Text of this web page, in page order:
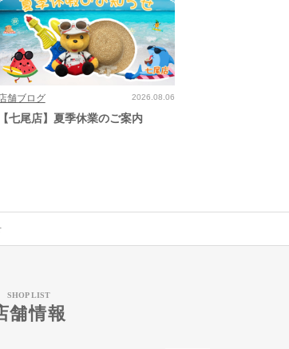
店舗ブログ 2026.08.06
【七尾店】夏季休業のご案内
SHOP LIST
舗情報